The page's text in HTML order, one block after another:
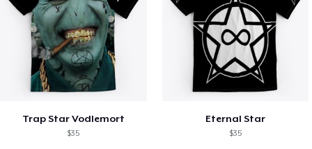
Trap Star Vodlemort
$35
Eternal Star
$35